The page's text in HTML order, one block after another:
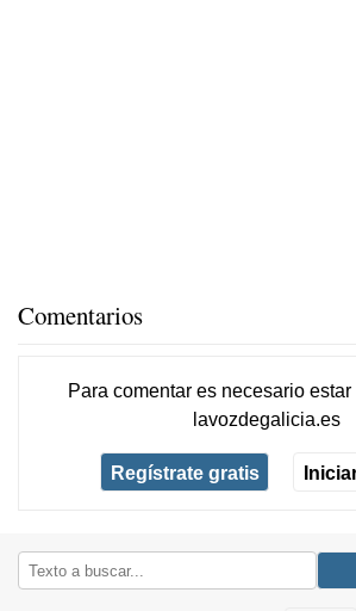
Comentarios
Para comentar es necesario estar
lavozdegalicia.es
Regístrate gratis